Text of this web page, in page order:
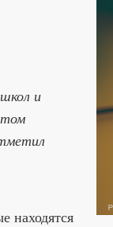
и
находятся